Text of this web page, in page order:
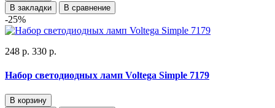
В закладки
В сравнение
-25%
248 р. 330 р.
Набор светодиодных ламп Voltega Simple 7179
В корзину